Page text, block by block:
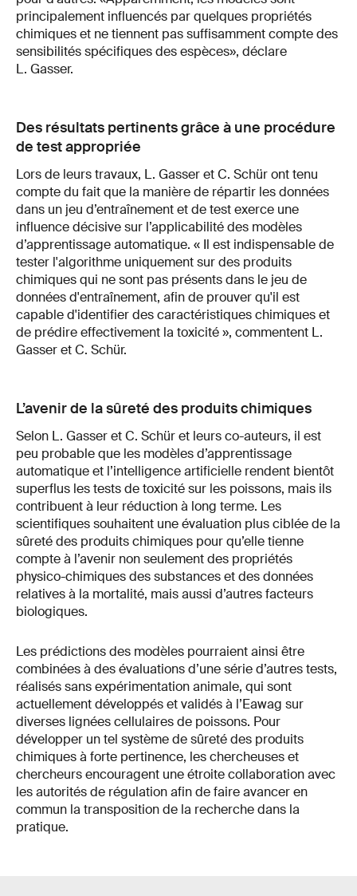
principalement influencés par quelques propriétés
chimiques et ne tiennent pas suffisamment compte des
sensibilités spécifiques des espèces», déclare
L. Gasser.
Des résultats pertinents grâce à une procédure
de test appropriée
Lors de leurs travaux, L. Gasser et C. Schür ont tenu
compte du fait que la manière de répartir les données
dans un jeu d’entraînement et de test exerce une
influence décisive sur l’applicabilité des modèles
d’apprentissage automatique. « Il est indispensable de
tester l'algorithme uniquement sur des produits
chimiques qui ne sont pas présents dans le jeu de
données d'entraînement, afin de prouver qu'il est
capable d'identifier des caractéristiques chimiques et
de prédire effectivement la toxicité », commentent L.
Gasser et C. Schür.
L’avenir de la sûreté des produits chimiques
Selon L. Gasser et C. Schür et leurs co-auteurs, il est
peu probable que les modèles d’apprentissage
automatique et l’intelligence artificielle rendent bientôt
superflus les tests de toxicité sur les poissons, mais ils
contribuent à leur réduction à long terme. Les
scientifiques souhaitent une évaluation plus ciblée de la
sûreté des produits chimiques pour qu’elle tienne
compte à l’avenir non seulement des propriétés
physico-chimiques des substances et des données
relatives à la mortalité, mais aussi d’autres facteurs
biologiques.
Les prédictions des modèles pourraient ainsi être
combinées à des évaluations d’une série d’autres tests,
réalisés sans expérimentation animale, qui sont
actuellement développés et validés à l’Eawag sur
diverses lignées cellulaires de poissons. Pour
développer un tel système de sûreté des produits
chimiques à forte pertinence, les chercheuses et
chercheurs encouragent une étroite collaboration avec
les autorités de régulation afin de faire avancer en
commun la transposition de la recherche dans la
pratique.